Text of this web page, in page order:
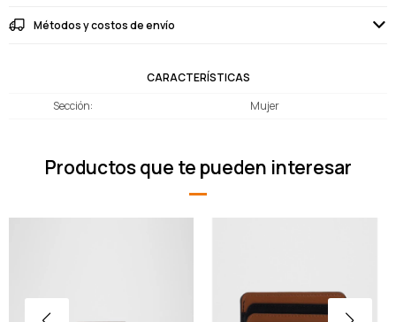
Métodos y costos de envío
CARACTERÍSTICAS
Sección
Mujer
Productos que te pueden interesar